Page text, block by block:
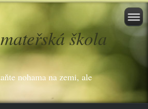
škola
nohama na zemi, ale